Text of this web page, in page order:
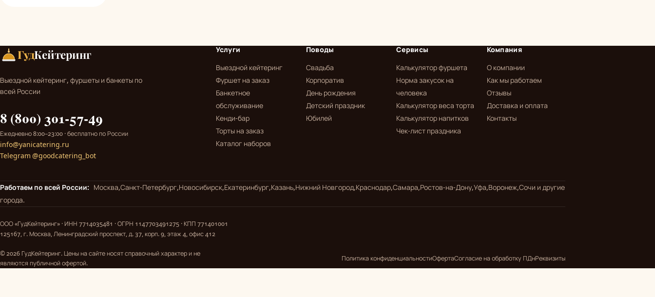
ГудКейтеринг
Выездной кейтеринг, фуршеты и банкеты по
всей России
8 (800) 301-57-49
Ежедневно 8:00–23:00 · бесплатно по России
info@yanicatering.ru
Telegram @goodcatering_bot
Услуги
Выездной кейтеринг
Фуршет на заказ
Банкетное
обслуживание
Кенди-бар
Торты на заказ
Каталог наборов
Поводы
Свадьба
Корпоратив
День рождения
Детский праздник
Юбилей
Сервисы
Калькулятор фуршета
Норма закусок на
человека
Калькулятор веса торта
Калькулятор напитков
Чек-лист праздника
Компания
О компании
Как мы работаем
Отзывы
Доставка и оплата
Контакты
Работаем по всей России: Москва,Санкт-Петербург,Новосибирск,Екатеринбург,Казань,Нижний Новгород,Краснодар,Самара,Ростов-на-Дону,Уфа,Воронеж,Сочи и другие
города.
ООО «ГудКейтеринг» · ИНН 7714035481 · ОГРН 1147703491275 · КПП 771401001
125167, г. Москва, Ленинградский проспект, д. 37, корп. 9, этаж 4, офис 412
© 2026 ГудКейтеринг. Цены на сайте носят справочный характер и не
являются публичной офертой.
Политика конфиденциальностиОфертаСогласие на обработку ПДнРеквизиты